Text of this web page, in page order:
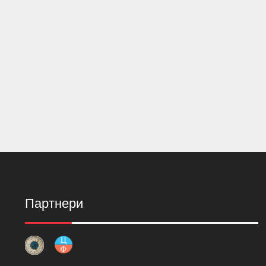
Партнери